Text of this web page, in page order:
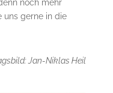
noch mehr
uns gerne in die
Jan-Niklas Heil